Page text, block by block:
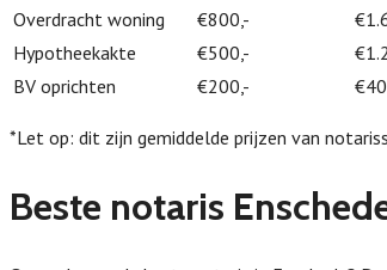
Overdracht woning
€800,-
Hypotheekakte
€500,-
BV oprichten
€200,-
*Let op: dit zijn gemiddelde prijzen van
Beste notaris